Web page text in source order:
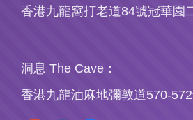
香港九龍窩打老道84號冠華園
洞息 The Cave：
香港九龍油麻地彌敦道570-